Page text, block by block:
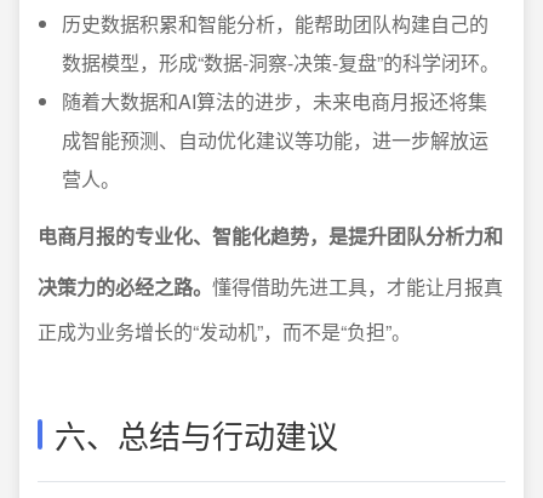
历史数据积累和智能分析，能帮助团队构建自己的
数据模型，形成“数据-洞察-决策-复盘”的科学闭环。
随着大数据和AI算法的进步，未来电商月报还将集
成智能预测、自动优化建议等功能，进一步解放运
营人。
电商月报的专业化、智能化趋势，是提升团队分析力和
决策力的必经之路。 懂得借助先进工具，才能让月报真
正成为业务增长的“发动机”，而不是“负担”。
六、总结与行动建议